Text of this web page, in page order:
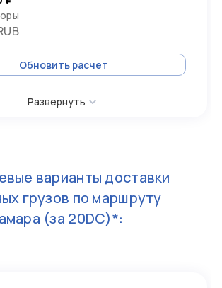
Обновить расчет
Развернуть
варианты доставки
грузов по маршруту
(за 20DC)*: